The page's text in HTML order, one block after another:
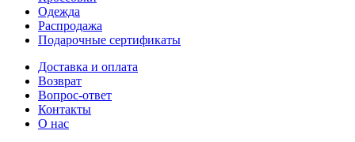
Одежда
Распродажа
Подарочные сертификаты
Доставка и оплата
Возврат
Вопрос-ответ
Контакты
О нас